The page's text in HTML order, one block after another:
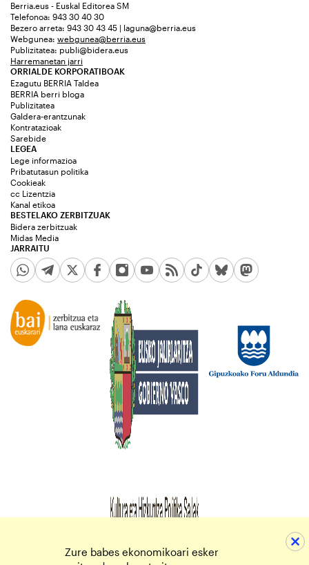
Berria.eus - Euskal Editorea SM
Telefonoa: 943 30 40 30
Bezero arreta: 943 30 43 45 | laguna@berria.eus
Webgunea: webgunea@berria.eus
Publizitatea: publi@bidera.eus
Harremanetan jarri
ORRIALDE KORPORATIBOAK
Ezagutu BERRIA Taldea
BERRIA berri bloga
Publizitatea
Galdera-erantzunak
Kontratazioak
Sarebide
JARRAITU
LEGEA
Lege informazioa
Pribatutasun politika
Cookieak
cc Lizentzia
Kanal etikoa
BESTELAKO ZERBITZUAK
Bidera zerbitzuak
Midas Media
Zure babes ekonomikoari esker